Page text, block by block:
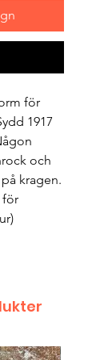
för
1917
och
kragen.
för